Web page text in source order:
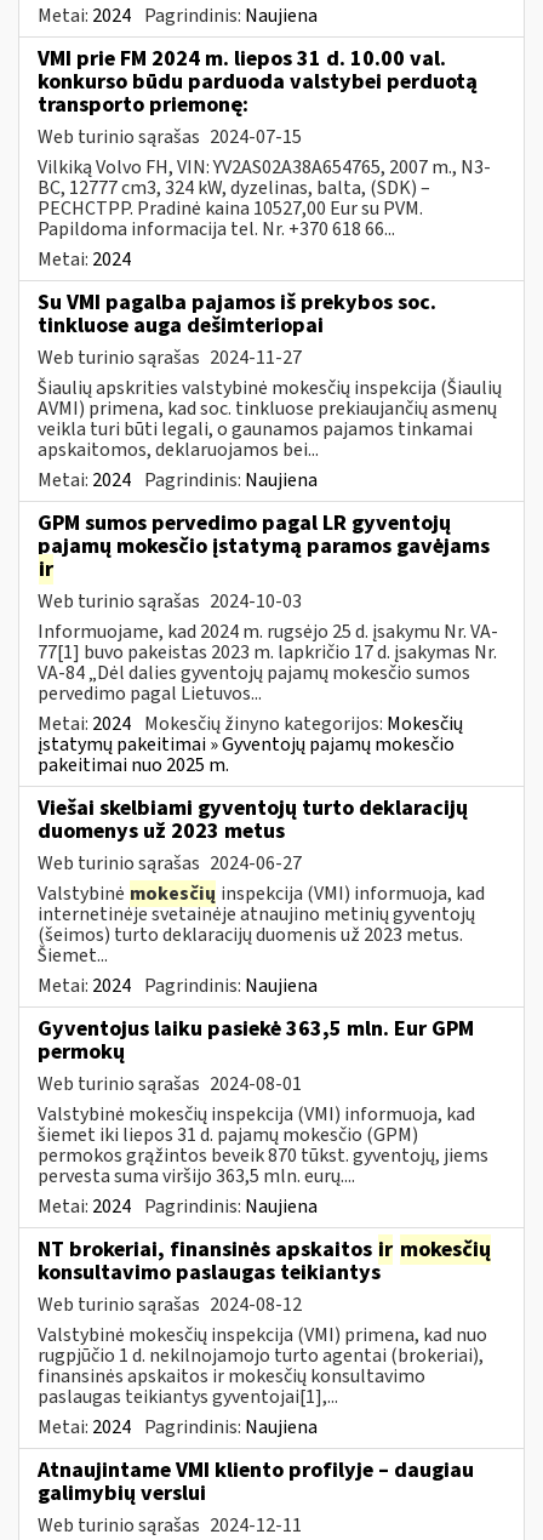
Metai: 2024 Pagrindinis: Naujiena
VMI prie FM 2024 m. liepos 31 d. 10.00 val.
konkurso būdu parduoda valstybei perduotą
transporto priemonę:
Web turinio sąrašas 2024-07-15
Vilkiką Volvo FH, VIN: YV2AS02A38A654765, 2007 m., N3-
BC, 12777 cm3, 324 kW, dyzelinas, balta, (SDK) –
PECHCTPP. Pradinė kaina 10527,00 Eur su PVM.
Papildoma informacija tel. Nr. +370 618 66...
Metai: 2024
Su VMI pagalba pajamos iš prekybos soc.
tinkluose auga dešimteriopai
Web turinio sąrašas 2024-11-27
Šiaulių apskrities valstybinė mokesčių inspekcija (Šiaulių
AVMI) primena, kad soc. tinkluose prekiaujančių asmenų
veikla turi būti legali, o gaunamos pajamos tinkamai
apskaitomos, deklaruojamos bei...
Metai: 2024 Pagrindinis: Naujiena
GPM sumos pervedimo pagal LR gyventojų
pajamų mokesčio įstatymą paramos gavėjams
ir
Web turinio sąrašas 2024-10-03
Informuojame, kad 2024 m. rugsėjo 25 d. įsakymu Nr. VA-
77[1] buvo pakeistas 2023 m. lapkričio 17 d. įsakymas Nr.
VA-84 „Dėl dalies gyventojų pajamų mokesčio sumos
pervedimo pagal Lietuvos...
Metai: 2024 Mokesčių žinyno kategorijos: Mokesčių
įstatymų pakeitimai » Gyventojų pajamų mokesčio
pakeitimai nuo 2025 m.
Viešai skelbiami gyventojų turto deklaracijų
duomenys už 2023 metus
Web turinio sąrašas 2024-06-27
Valstybinė mokesčių inspekcija (VMI) informuoja, kad
internetinėje svetainėje atnaujino metinių gyventojų
(šeimos) turto deklaracijų duomenis už 2023 metus.
Šiemet...
Metai: 2024 Pagrindinis: Naujiena
Gyventojus laiku pasiekė 363,5 mln. Eur GPM
permokų
Web turinio sąrašas 2024-08-01
Valstybinė mokesčių inspekcija (VMI) informuoja, kad
šiemet iki liepos 31 d. pajamų mokesčio (GPM)
permokos grąžintos beveik 870 tūkst. gyventojų, jiems
pervesta suma viršijo 363,5 mln. eurų....
Metai: 2024 Pagrindinis: Naujiena
NT brokeriai, finansinės apskaitos ir mokesčių
konsultavimo paslaugas teikiantys
Web turinio sąrašas 2024-08-12
Valstybinė mokesčių inspekcija (VMI) primena, kad nuo
rugpjūčio 1 d. nekilnojamojo turto agentai (brokeriai),
finansinės apskaitos ir mokesčių konsultavimo
paslaugas teikiantys gyventojai[1],...
Metai: 2024 Pagrindinis: Naujiena
Atnaujintame VMI kliento profilyje – daugiau
galimybių verslui
Web turinio sąrašas 2024-12-11